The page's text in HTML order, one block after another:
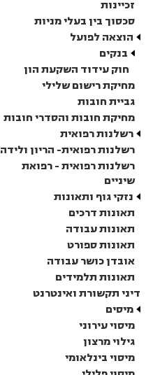
זכיינות
סכסוך בין בעלי מניות
הוצאה לפועל
בנקים
חוק עידוד השקעת הון
מחיקת רישום שלילי
גביית חובות
מחיקת חובות והסדרי חובות
רשלנות רפואית
רשלנות רפואית- הריון ולידה
רשלנות רפואית - רפואת
שיניים
נזקי גוף ותאונות
תאונות דרכים
תאונות עבודה
תאונות ספורט
אובדן כושר עבודה
תאונות תלמידים
דיני תקשורת ואינטרנט
מיסים
מיסוי עירוני
גילוי מרצון
מיסוי בינלאומי